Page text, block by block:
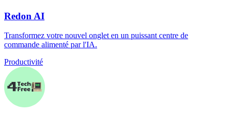
Redon AI
Transformez votre nouvel onglet en un puissant centre de
commande alimenté par l'IA.
Productivité